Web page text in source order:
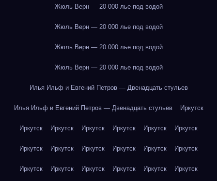
Жюль Верн — 20 000 лье под водой
Жюль Верн — 20 000 лье под водой
Жюль Верн — 20 000 лье под водой
Жюль Верн — 20 000 лье под водой
Илья Ильф и Евгений Петров — Двенадцать стульев
Илья Ильф и Евгений Петров — Двенадцать стульев Иркутск
Иркутск Иркутск Иркутск Иркутск Иркутск Иркутск
Иркутск Иркутск Иркутск Иркутск Иркутск Иркутск
Иркутск Иркутск Иркутск Иркутск Иркутск Иркутск